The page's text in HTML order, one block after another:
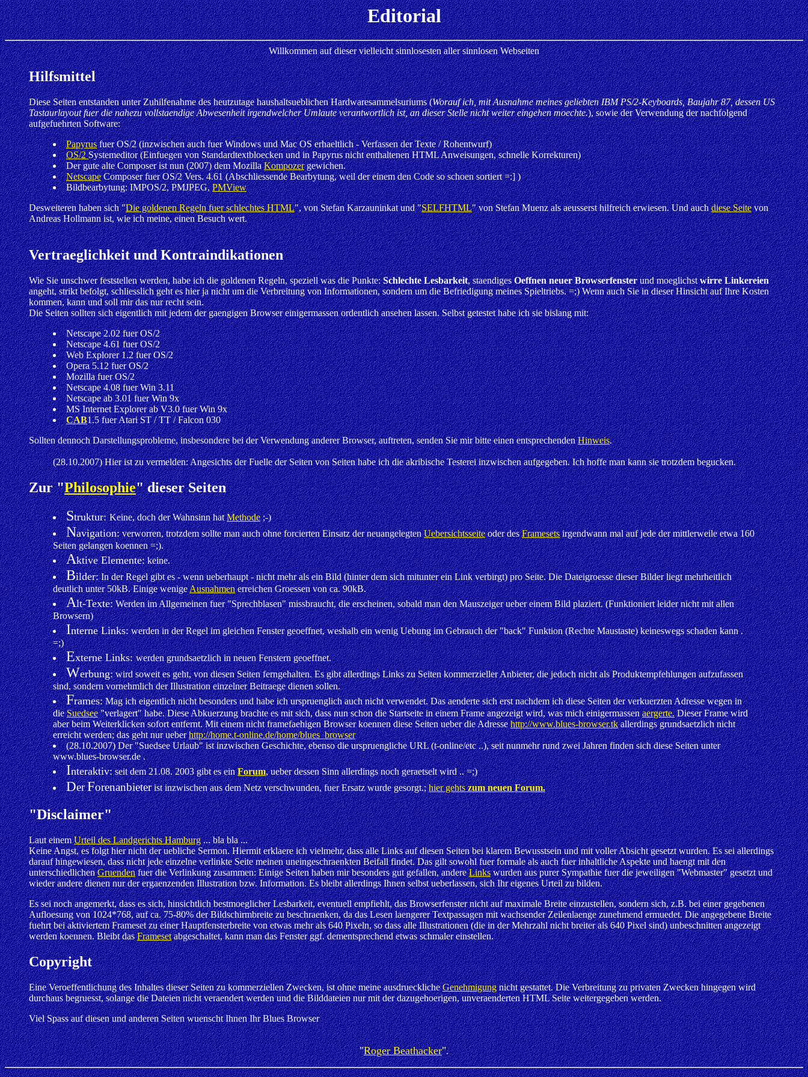
Editorial
Willkommen auf dieser vielleicht sinnlosesten aller sinnlosen Webseiten
Hilfsmittel
Diese Seiten entstanden unter Zuhilfenahme des heutzutage haushaltsueblichen Hardwaresammelsuriums (Worauf ich, mit Ausnahme meines geliebten IBM PS/2-Keyboards, Baujahr 87, dessen US
Tastaurlayout fuer die nahezu vollstaendige Abwesenheit irgendwelcher Umlaute verantwortlich ist, an dieser Stelle nicht weiter eingehen moechte.), sowie der Verwendung der nachfolgend
aufgefuehrten Software:
Papyrusfuer OS/2 (inzwischen auch fuer Windows und Mac OS erhaeltlich - Verfassen der Texte / Rohentwurf)
OS/2Systemeditor (Einfuegen von Standardtextbloecken und in Papyrus nicht enthaltenen HTML Anweisungen, schnelle Korrekturen)
Der gute alte Composer ist nun (2007) dem MozillaKompozergewichen.
NetscapeComposer fuer OS/2 Vers. 4.61 (Abschliessende Bearbytung, weil der einem den Code so schoen sortiert =:] )
Bildbearbytung: IMPOS/2, PMJPEG,PMView
Desweiteren haben sich "Die goldenen Regeln fuer schlechtes HTML", von Stefan Karzauninkat und "SELFHTML" von Stefan Muenz als aeusserst hilfreich erwiesen. Und auchdiese Seitevon
Andreas Hollmann ist, wie ich meine, einen Besuch wert.
Vertraeglichkeit und Kontraindikationen
Wie Sie unschwer feststellen werden, habe ich die goldenen Regeln, speziell was die Punkte:Schlechte Lesbarkeit, staendigesOeffnen neuer Browserfensterund moeglichstwirre Linkereien
angeht, strikt befolgt, schliesslich geht es hier ja nicht um die Verbreitung von Informationen, sondern um die Befriedigung meines Spieltriebs. =;) Wenn auch Sie in dieser Hinsicht auf Ihre Kosten
kommen, kann und soll mir das nur recht sein.
Die Seiten sollten sich eigentlich mit jedem der gaengigen Browser einigermassen ordentlich ansehen lassen. Selbst getestet habe ich sie bislang mit:
Netscape 2.02 fuer OS/2
Netscape 4.61 fuer OS/2
Web Explorer 1.2 fuer OS/2
Opera 5.12 fuer OS/2
Mozilla fuer OS/2
Netscape 4.08 fuer Win 3.11
Netscape ab 3.01 fuer Win 9x
MS Internet Explorer ab V3.0 fuer Win 9x
CAB1.5 fuer Atari ST / TT / Falcon 030
Sollten dennoch Darstellungsprobleme, insbesondere bei der Verwendung anderer Browser, auftreten, senden Sie mir bitte einen entsprechendenHinweis.
(28.10.2007) Hier ist zu vermelden: Angesichts der Fuelle der Seiten von Seiten habe ich die akribische Testerei inzwischen aufgegeben. Ich hoffe man kann sie trotzdem begucken.
Zur "Philosophie" dieser Seiten
Struktur:Keine, doch der Wahnsinn hatMethode;-)
Navigation:verworren, trotzdem sollte man auch ohne forcierten Einsatz der neuangelegtenUebersichtsseiteoder desFramesetsirgendwann mal auf jede der mittlerweile etwa 160
Seiten gelangen koennen =;).
Aktive Elemente:keine.
Bilder:In der Regel gibt es - wenn ueberhaupt - nicht mehr als ein Bild (hinter dem sich mitunter ein Link verbirgt) pro Seite. Die Dateigroesse dieser Bilder liegt mehrheitlich
deutlich unter 50kB. Einige wenigeAusnahmenerreichen Groessen von ca. 90kB.
Alt-Texte:Werden im Allgemeinen fuer "Sprechblasen" missbraucht, die erscheinen, sobald man den Mauszeiger ueber einem Bild plaziert. (Funktioniert leider nicht mit allen
Browsern)
Interne Links:werden in der Regel im gleichen Fenster geoeffnet, weshalb ein wenig Uebung im Gebrauch der "back" Funktion (Rechte Maustaste) keineswegs schaden kann .
=;)
Externe Links:werden grundsaetzlich in neuen Fenstern geoeffnet.
Werbung:wird soweit es geht, von diesen Seiten ferngehalten. Es gibt allerdings Links zu Seiten kommerzieller Anbieter, die jedoch nicht als Produktempfehlungen aufzufassen
sind, sondern vornehmlich der Illustration einzelner Beitraege dienen sollen.
Frames:Mag ich eigentlich nicht besonders und habe ich urspruenglich auch nicht verwendet. Das aenderte sich erst nachdem ich diese Seiten der verkuerzten Adresse wegen in
dieSuedsee"verlagert" habe. Diese Abkuerzung brachte es mit sich, dass nun schon die Startseite in einem Frame angezeigt wird, was mich einigermassenaergerte.Dieser Frame wird
aber beim Weiterklicken sofort entfernt. Mit einem nicht framefaehigen Browser koennen diese Seiten ueber die Adressehttp://www.blues-browser.tkallerdings grundsaetzlich nicht
erreicht werden; das geht nur ueberhttp://home.t-online.de/home/blues_browser
(28.10.2007) Der "Suedsee Urlaub" ist inzwischen Geschichte, ebenso die urspruengliche URL (t-online/etc ..), seit nunmehr rund zwei Jahren finden sich diese Seiten unter
www.blues-browser.de .
Interaktiv:seit dem 21.08. 2003 gibt es einForum, ueber dessen Sinn allerdings noch geraetselt wird .. =;)
DerForenanbieterist inzwischen aus dem Netz verschwunden, fuer Ersatz wurde gesorgt.;hier gehtszum neuen Forum.
"Disclaimer"
Laut einemUrteil des Landgerichts Hamburg... bla bla ...
Keine Angst, es folgt hier nicht der uebliche Sermon. Hiermit erklaere ich vielmehr, dass alle Links auf diesen Seiten bei klarem Bewusstsein und mit voller Absicht gesetzt wurden. Es sei allerdings
darauf hingewiesen, dass nicht jede einzelne verlinkte Seite meinen uneingeschraenkten Beifall findet. Das gilt sowohl fuer formale als auch fuer inhaltliche Aspekte und haengt mit den
unterschiedlichenGruendenfuer die Verlinkung zusammen: Einige Seiten haben mir besonders gut gefallen, andereLinkswurden aus purer Sympathie fuer die jeweiligen "Webmaster" gesetzt und
wieder andere dienen nur der ergaenzenden Illustration bzw. Information. Es bleibt allerdings Ihnen selbst ueberlassen, sich Ihr eigenes Urteil zu bilden.
Es sei noch angemerkt, dass es sich, hinsichtlich bestmoeglicher Lesbarkeit, eventuell empfiehlt, das Browserfenster nicht auf maximale Breite einzustellen, sondern sich, z.B. bei einer gegebenen
Aufloesung von 1024*768, auf ca. 75-80% der Bildschirmbreite zu beschraenken, da das Lesen laengerer Textpassagen mit wachsender Zeilenlaenge zunehmend ermuedet. Die angegebene Breite
fuehrt bei aktiviertem Frameset zu einer Hauptfensterbreite von etwas mehr als 640 Pixeln, so dass alle Illustrationen (die in der Mehrzahl nicht breiter als 640 Pixel sind) unbeschnitten angezeigt
werden koennen. Bleibt dasFramesetabgeschaltet, kann man das Fenster ggf. dementsprechend etwas schmaler einstellen.
Copyright
Eine Veroeffentlichung des Inhaltes dieser Seiten zu kommerziellen Zwecken, ist ohne meine ausdruecklicheGenehmigungnicht gestattet. Die Verbreitung zu privaten Zwecken hingegen wird
durchaus begruesst, solange die Dateien nicht veraendert werden und die Bilddateien nur mit der dazugehoerigen, unveraenderten HTML Seite weitergegeben werden.
Viel Spass auf diesen und anderen Seiten wuenscht Ihnen Ihr Blues Browser
"Roger Beathacker".